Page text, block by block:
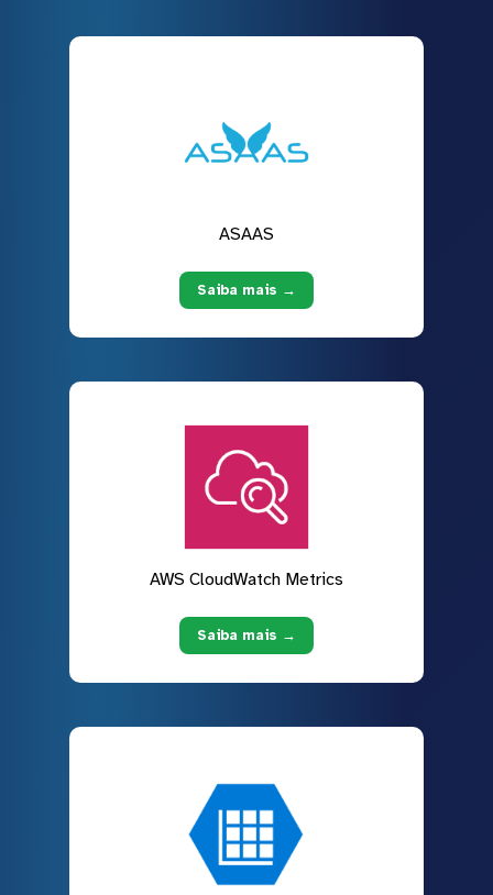
ASAAS
Saiba mais →
AWS CloudWatch Metrics
Saiba mais →